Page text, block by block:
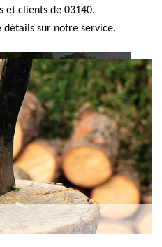
et clients de 03140.
détails sur notre service.